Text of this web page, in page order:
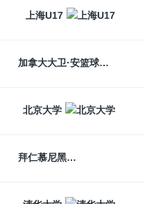
上海U17
加拿大大卫·安篮球学院
北京大学
拜仁慕尼黑